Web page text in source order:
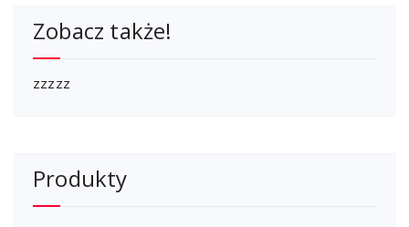
Zobacz także!
zzzzz
Produkty